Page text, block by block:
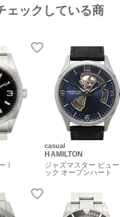
ェックしている商
Ⅰ
casual
HAMILTON
ジャズマスター ビュ
ック オープンハート